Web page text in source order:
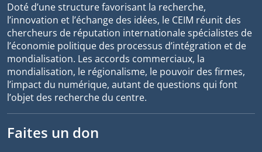
Doté d’une structure favorisant la recherche,
l’innovation et l’échange des idées, le CEIM réunit des
chercheurs de réputation internationale spécialistes de
l’économie politique des processus d’intégration et de
mondialisation. Les accords commerciaux, la
mondialisation, le régionalisme, le pouvoir des firmes,
l’impact du numérique, autant de questions qui font
l’objet des recherche du centre.
Faites un don